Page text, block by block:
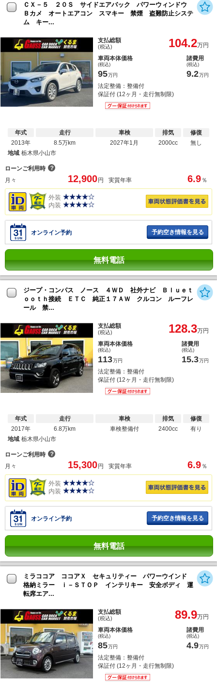
ＣＸ－５ ２０Ｓ サイドエアバック パワーウィンドウ
Ｂカメ オートエアコン スマキー 禁煙 盗難防止システ
ム キー...
支払総額
(税込) 104.2万円
車両本体価格
(税込)
95万円
諸費用
(税込)
9.2万円
法定整備：整備付
保証付 (12ヶ月・走行無制限)
年式
2013年
走行
8.5万km
車検
2027年1月
排気
2000cc
修復
無し
地域 栃木県小山市
ローンご利用時 ？
月々
12,900 円 実質年率 6.9 ％
外装
内装
オンライン予約 予約空き情報を見る
無料電話
ジープ・コンパス ノース ４ＷＤ 社外ナビ Ｂｌｕｅｔ
ｏｏｔｈ接続 ＥＴＣ 純正１７ＡＷ クルコン ルーフレ
ール 禁...
支払総額
(税込) 128.3万円
車両本体価格
(税込)
113万円
諸費用
(税込)
15.3万円
法定整備：整備付
保証付 (12ヶ月・走行無制限)
年式
2017年
走行
6.8万km
車検
車検整備付
排気
2400cc
修復
有り
地域 栃木県小山市
ローンご利用時 ？
月々
15,300円 実質年率 6.9 ％
外装
内装
オンライン予約 予約空き情報を見る
無料電話
ミラココア ココアＸ セキュリティー パワーウインド
格納ミラー ｉ－ＳＴＯＰ インテリキー 安全ボディ 運
転席エア...
支払総額
(税込) 89.9万円
車両本体価格
(税込)
85万円
諸費用
(税込)
4.9万円
法定整備：整備付
保証付 (12ヶ月・走行無制限)